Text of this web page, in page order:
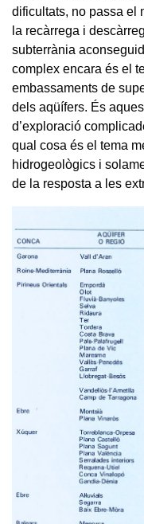
dificultats, no passa el
la recàrrega i
subterrània
complex encara és el
embassaments de
dels aqüífers. És
d’exploració
qual cosa és el tema
hidrogeològics i
de la resposta a les